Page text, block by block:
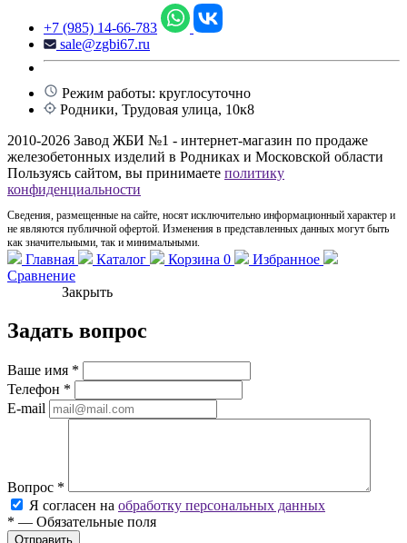
+7 (985) 14-66-783
sale@zgbi67.ru
Режим работы: круглосуточно
Родники, Трудовая улица, 10к8
2010-2026 Завод ЖБИ №1 - интернет-магазин по продаже
железобетонных изделий в Родниках и Московской области
Пользуясь сайтом, вы принимаете политику
конфиденциальности
Сведения, размещенные на сайте, носят исключительно информационный характер и
не являются публичной офертой. Изменения в представленных данных могут быть
как значительными, так и минимальными.
Главная Каталог Корзина 0
Избранное
Сравнение
Закрыть
Задать вопрос
Ваше имя *
Телефон *
E-mail
Вопрос *
Я согласен на обработку персональных данных
* — Обязательные поля